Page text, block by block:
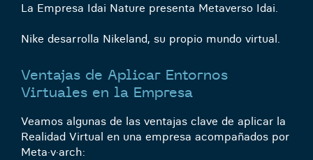
La Empresa Idai Nature presenta Metaverso Idai.
Nike desarrolla Nikeland, su propio mundo virtual.
Ventajas de Aplicar Entornos
Virtuales en la Empresa
Veamos algunas de las ventajas clave de aplicar la
Realidad Virtual en una empresa acompañados por
Meta·v·arch: